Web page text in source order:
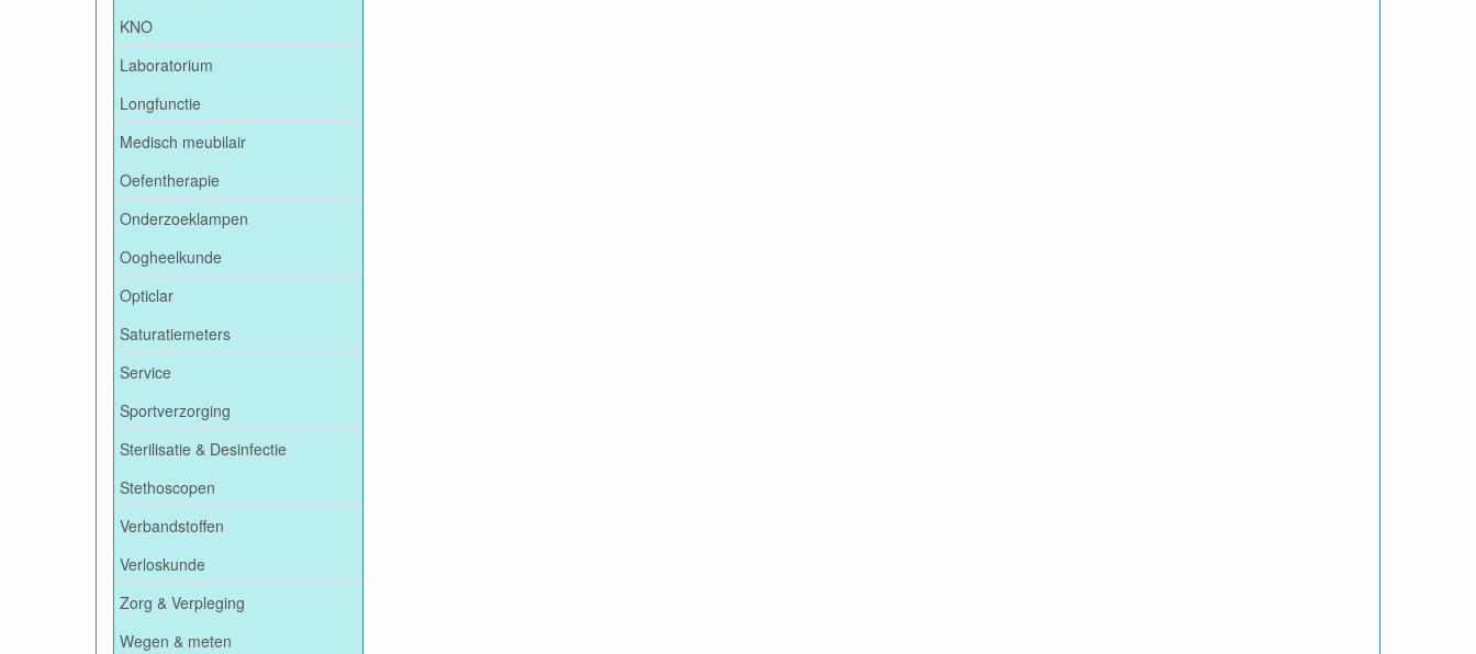
KNO
Laboratorium
Longfunctie
Medisch meubilair
Oefentherapie
Onderzoeklampen
Oogheelkunde
Opticlar
Saturatiemeters
Service
Sportverzorging
Sterilisatie & Desinfectie
Stethoscopen
Verbandstoffen
Verloskunde
Zorg & Verpleging
Wegen & meten